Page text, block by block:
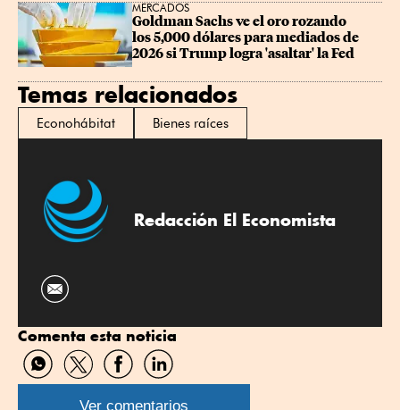
MERCADOS
Goldman Sachs ve el oro rozando
los 5,000 dólares para mediados de
2026 si Trump logra 'asaltar' la Fed
Temas relacionados
Econohábitat Bienes raíces
Redacción El Economista
Comenta esta noticia
Compartir
por
WhatsApp
Compartir
por
Twitter
Compartir
por
Facebook
Compartir
por
Linkedin
Ver comentarios